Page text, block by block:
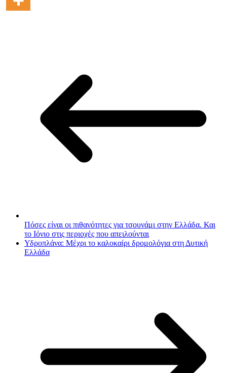
Πόσες είναι οι πιθανότητες για τσουνάμι στην Ελλάδα. Και
το Ιόνιο στις περιοχές που απειλούνται
Υδροπλάνα: Μέχρι το καλοκαίρι δρομολόγια στη Δυτική
Ελλάδα